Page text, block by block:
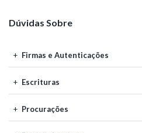
Dúvidas Sobre
Firmas e Autenticações
Escrituras
Procurações